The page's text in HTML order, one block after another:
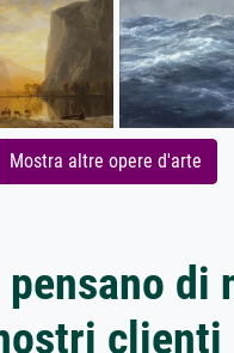
Mostra altre opere d'arte
pensano di
clienti